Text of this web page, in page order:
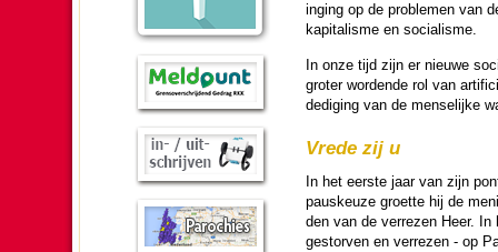
inging op de problemen van
kapitalisme en so­cia­lis­me.
In onze tijd zijn er nieuwe
groter wor­dende rol van
de­di­ging van de men­se­lijke
Vrede zij u
In het eerste jaar van zijn
paus­keuze groette hij de
den van de verrezen Heer.
gestorven en verrezen - op